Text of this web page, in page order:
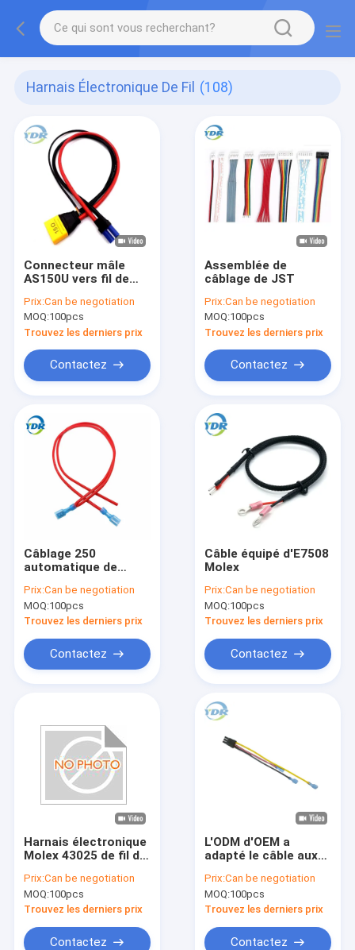
Harnais Électronique De Fil (108)
Connecteur mâle
AS150U vers fil de
femelle EC5
Prix:Can be negotiation
MOQ:100pcs
Trouvez les derniers prix
Contactez
Assemblée de
câblage de JST
Prix:Can be negotiation
MOQ:100pcs
Trouvez les derniers prix
Contactez
Câblage 250
automatique de
Prix:Can be negotiation
MOQ:100pcs
Trouvez les derniers prix
Contactez
Câble équipé d'E7508
Molex
Prix:Can be negotiation
MOQ:100pcs
Trouvez les derniers prix
Contactez
Harnais électronique
Molex 43025 de fil de
1400 connecteurs
Prix:Can be negotiation
MOQ:100pcs
Trouvez les derniers prix
Contactez
L'ODM d'OEM a
adapté le câble aux
harnais de fil avec le
connecteur de Molex
2004561213
Prix:Can be negotiation
MOQ:100pcs
Trouvez les derniers prix
Contactez